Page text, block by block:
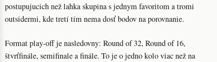
postupujucich než lahka skupina s jednym favoritom a tromi
outsidermi, kde tretí tím nema dosť bodov na porovnanie.
Format play-off je nasledovny: Round of 32, Round of 16,
štvrťfinále, semifinale a finále. To je o jedno kolo viac než na